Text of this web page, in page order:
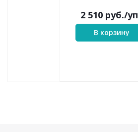
2 510руб./уп
В корзину